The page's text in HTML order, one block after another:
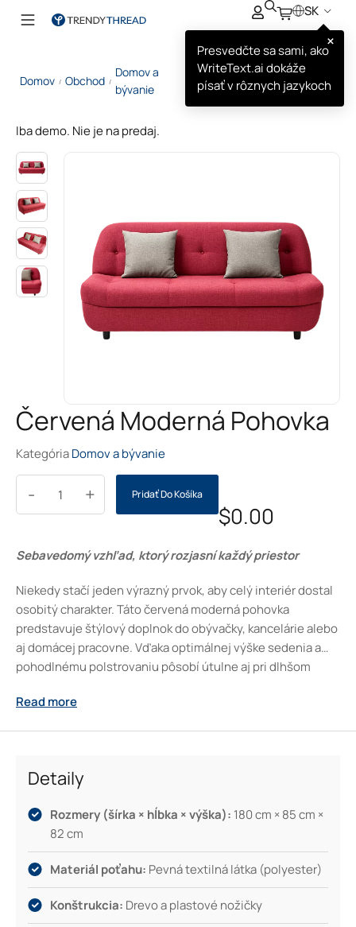
SK
×
Presvedčte sa sami, ako
WriteText.ai dokáže
písať v rôznych jazykoch
Domov / Obchod /
Domov a
bývanie
/
Červená Moderná
Pohovka
Iba demo. Nie je na predaj.
Červená Moderná Pohovka
KategóriaDomov a bývanie
+
- Pridať Do Košíka
$0.00
Sebavedomý vzhľad, ktorý rozjasní každý priestor
Niekedy stačí jeden výrazný prvok, aby celý interiér dostal
osobitý charakter. Táto červená moderná pohovka
predstavuje štýlový doplnok do obývačky, kancelárie alebo
aj domácej pracovne. Vďaka optimálnej výške sedenia a
pohodlnému polstrovaniu pôsobí útulne aj pri dlhšom
kontrastné vankúše vytvárajú harmonický dojem, ktorý
Read more
Detaily
Rozmery (šírka × hĺbka × výška): 180 cm × 85 cm ×
82 cm
Materiál poťahu: Pevná textilná látka (polyester)
Konštrukcia: Drevo a plastové nožičky